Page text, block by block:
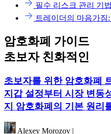
필수 리스크 관리 기법
트레이더의 마음가짐
암호화폐 가이드
초보자 친화적인
초보자를 위한 암호화폐
지갑 설정부터 시장 변동
지 암호화폐의 기본 원리
Alexey Morozov |